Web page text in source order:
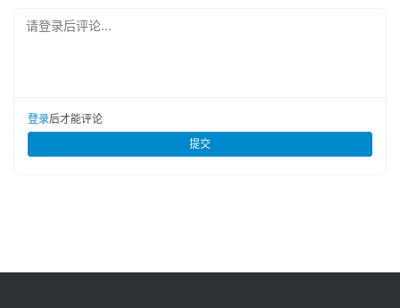
荐
请登录后评论...
登录后才能评论
提交